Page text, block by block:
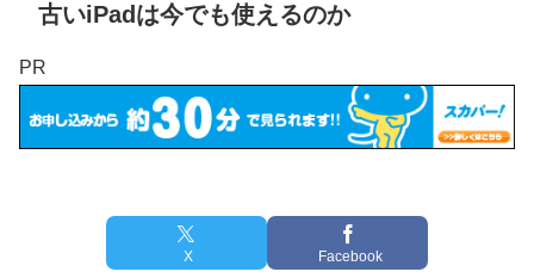
古いiPadは今でも使えるのか
PR
X Facebook